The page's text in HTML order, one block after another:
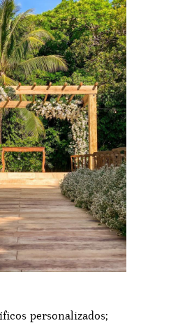
personalizados;